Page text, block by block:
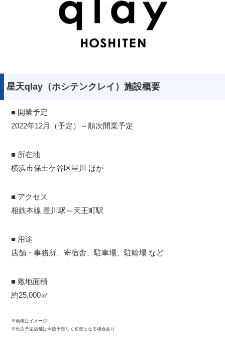
星天qlay（ホシテンクレイ）施設概要
■ 開業予定
2022年12月（予定）～順次開業予定
■ 所在地
横浜市保土ケ谷区星川 ほか
■ アクセス
相鉄本線 星川駅～天王町駅
■ 用途
店舗・事務所、寄宿舎、駐車場、駐輪場 など
■ 敷地面積
約25,000㎡
※画像はイメージ
※出店予定店舗は今後予告なく変更となる場合あり